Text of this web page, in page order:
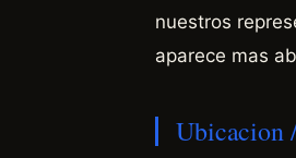
nuestros
aparece mas
Ubicacion